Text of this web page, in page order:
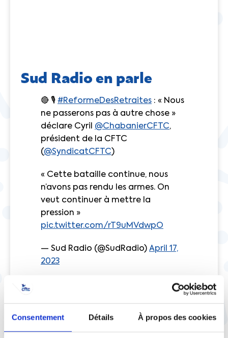
Consentement Détails À propos des cookies
Sud Radio en parle
🔴 🎙 #ReformeDesRetraites : « Nous
ne passerons pas à autre chose »
déclare Cyril @ChabanierCFTC,
président de la CFTC
(@SyndicatCFTC)
« Cette bataille continue, nous
n’avons pas rendu les armes. On
veut continuer à mettre la
pression »
pic.twitter.com/rT9uMVdwpO
— Sud Radio (@SudRadio) April 17,
2023
: « Le
du Conseil Constitutionnel » pour